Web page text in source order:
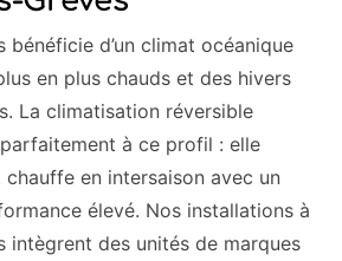
bénéficie d’un climat océanique
en plus chauds et des hivers
La climatisation réversible
à ce profil : elle
en intersaison avec un
élevé. Nos installations à
intègrent des unités de marques